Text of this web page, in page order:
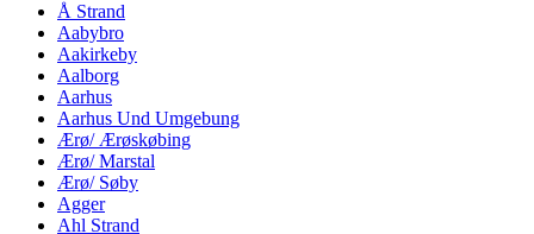
Å Strand
Aabybro
Aakirkeby
Aalborg
Aarhus
Aarhus Und Umgebung
Ærø/ Ærøskøbing
Ærø/ Marstal
Ærø/ Søby
Agger
Ahl Strand